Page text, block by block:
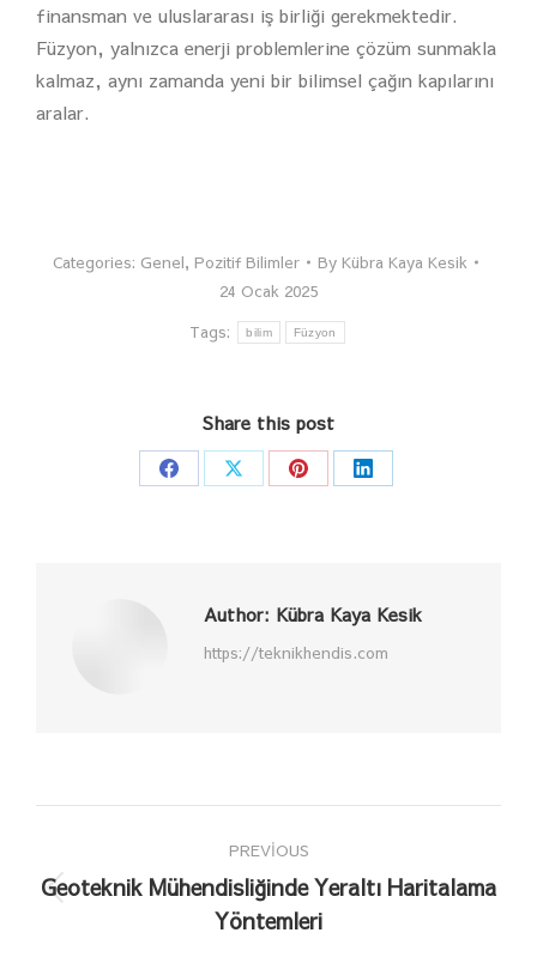
finansman ve uluslararası iş birliği gerekmektedir.
Füzyon, yalnızca enerji problemlerine çözüm sunmakla
kalmaz, aynı zamanda yeni bir bilimsel çağın kapılarını
aralar.
Categories: Genel, Pozitif Bilimler By Kübra Kaya Kesik
24 Ocak 2025
Tags:
bilim Füzyon
Share this post
Share Share Share Share
Author: Kübra Kaya Kesik
https://teknikhendis.com
navigation
PREVIOUS
Previous
post:
Geoteknik Mühendisliğinde Yeraltı Haritalama
Yöntemleri